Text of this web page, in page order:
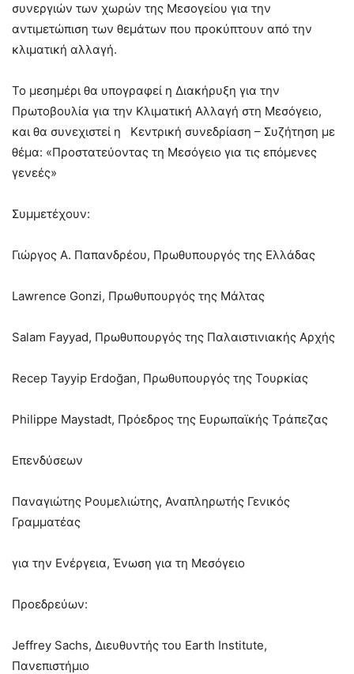
συνεργιών των χωρών της Μεσογείου για την
αντιμετώπιση των θεμάτων που προκύπτουν από την
κλιματική αλλαγή.
Το μεσημέρι θα υπογραφεί η Διακήρυξη για την
Πρωτοβουλία για την Κλιματική Αλλαγή στη Μεσόγειο,
και θα συνεχιστεί η Κεντρική συνεδρίαση – Συζήτηση με
θέμα: «Προστατεύοντας τη Μεσόγειο για τις επόμενες
γενεές»
Συμμετέχουν:
Γιώργος Α. Παπανδρέου, Πρωθυπουργός της Ελλάδας
Lawrence Gonzi, Πρωθυπουργός της Μάλτας
Salam Fayyad, Πρωθυπουργός της Παλαιστινιακής Αρχής
Recep Tayyip Erdoğan, Πρωθυπουργός της Τουρκίας
Philippe Maystadt, Πρόεδρος της Ευρωπαϊκής Τράπεζας
Επενδύσεων
Παναγιώτης Ρουμελιώτης, Αναπληρωτής Γενικός
Γραμματέας
για την Ενέργεια, Ένωση για τη Μεσόγειο
Προεδρεύων:
Jeffrey Sachs, Διευθυντής του Earth Institute,
Πανεπιστήμιο